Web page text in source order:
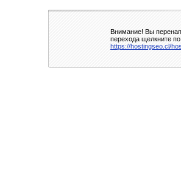
Внимание! Вы
перехода щелкните
https://hostingseo.cl/